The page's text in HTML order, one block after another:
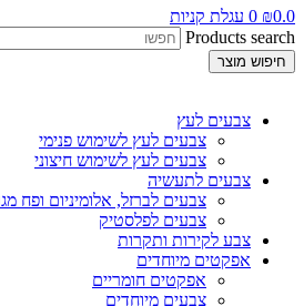
₪0.0
0 עגלת קניות
Products search
חיפוש מוצר
צבעים לעץ
צבעים לעץ לשימוש פנימי
צבעים לעץ לשימוש חיצוני
צבעים לתעשיה
צבעים לברזל, אלומיניום ופח
צבעים לפלסטיק
צבע לקירות ותקרות
אפקטים מיוחדים
אפקטים חומריים
צבעים מיוחדים